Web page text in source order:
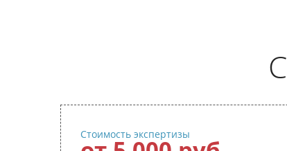
Стоимость экспертизы